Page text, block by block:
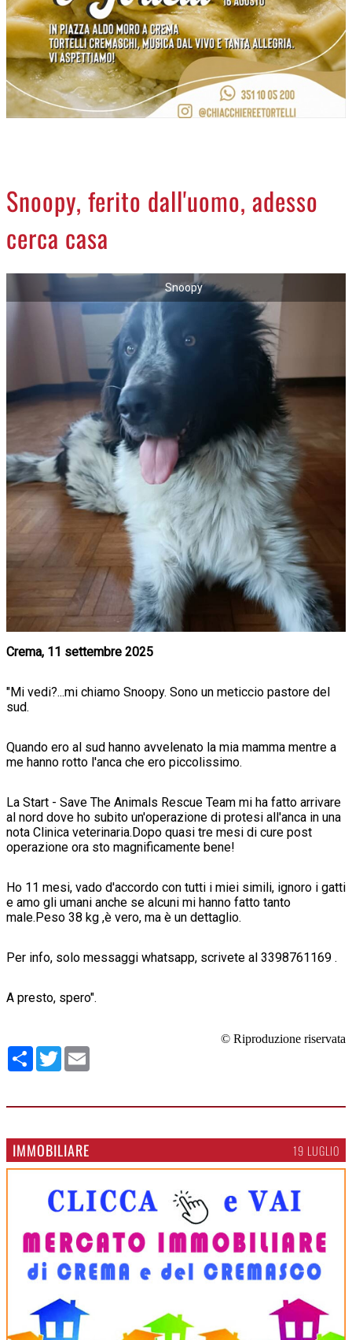
NECROLOGI
ACCEDI
Snoopy, ferito dall'uomo, adesso
cerca casa
Snoopy
Crema, 11 settembre 2025
"Mi vedi?...mi chiamo Snoopy. Sono un meticcio pastore del
sud.
Quando ero al sud hanno avvelenato la mia mamma mentre a
me hanno rotto l'anca che ero piccolissimo.
La Start - Save The Animals Rescue Team mi ha fatto arrivare
al nord dove ho subito un'operazione di protesi all'anca in una
nota Clinica veterinaria.Dopo quasi tre mesi di cure post
operazione ora sto magnificamente bene!
Ho 11 mesi, vado d'accordo con tutti i miei simili, ignoro i gatti
e amo gli umani anche se alcuni mi hanno fatto tanto
male.Peso 38 kg ,è vero, ma è un dettaglio.
Per info, solo messaggi whatsapp, scrivete al 3398761169 .
A presto, spero".
© Riproduzione riservata
Condividi
Twitter
IMMOBILIARE 19 LUGLIO